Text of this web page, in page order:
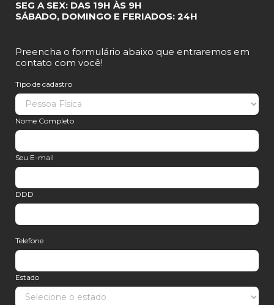
SEG A SEX: DAS 19H ÀS 9H
SÁBADO, DOMINGO E FERIADOS: 24H
Preencha o formulário abaixo que entraremos em
contato com você!
Tipo de cadastro
Nome Completo
Seu E-mail
DDD
Telefone
Estado